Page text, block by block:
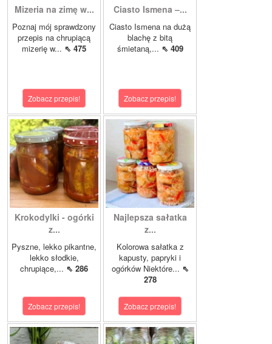
Mizeria na zimę w...
Poznaj mój sprawdzony
przepis na chrupiącą
mizerię w... ⇖ 475
Zobacz przepis!
Ciasto Ismena –...
Ciasto Ismena na dużą
blachę z bitą
śmietaną,... ⇖ 409
Zobacz przepis!
Krokodylki - ogórki
z...
Pyszne, lekko pikantne,
lekko słodkie,
chrupiące,... ⇖ 286
Zobacz przepis!
Najlepsza sałatka
z...
Kolorowa sałatka z
kapusty, papryki i
ogórków Niektóre... ⇖
278
Zobacz przepis!